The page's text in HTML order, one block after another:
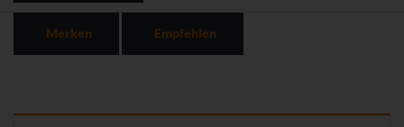
Merken Empfehlen